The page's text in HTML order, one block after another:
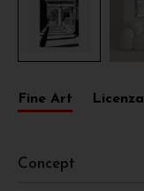
Fine Art Licenza
Concept